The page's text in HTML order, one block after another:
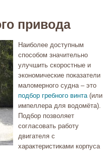
привода
Наиболее доступным
способом значительно
улучшить скоростные и
экономические показатели
маломерного судна – это
подбор гребного винта(или
импеллера для водомёта).
Подбор позволяет
согласовать работу
двигателя с
характеристиками корпуса